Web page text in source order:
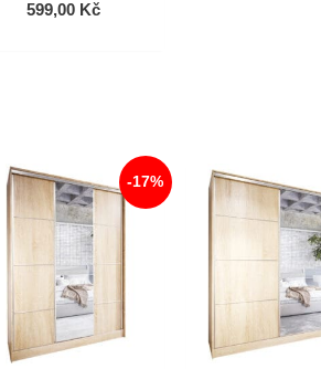
599,00 Kč
-17%